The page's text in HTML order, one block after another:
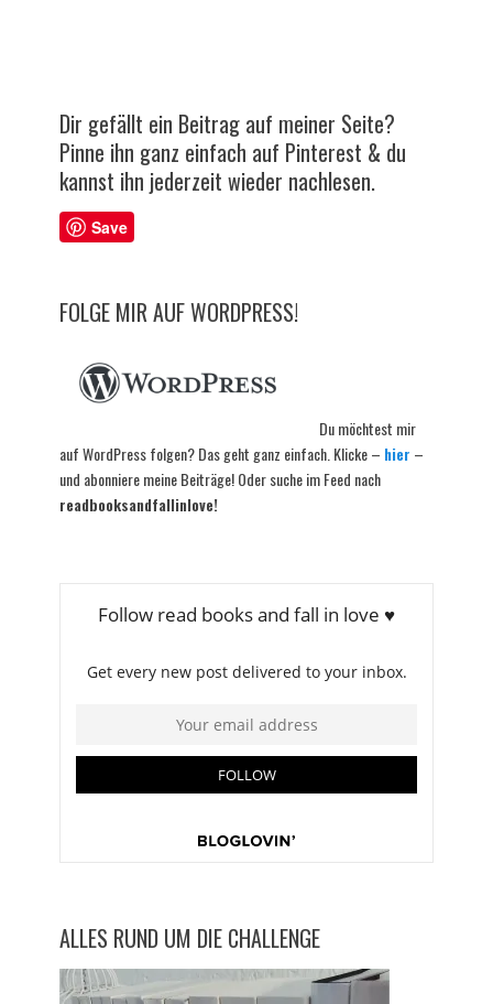
Dir gefällt ein Beitrag auf meiner Seite?
Pinne ihn ganz einfach auf Pinterest & du
kannst ihn jederzeit wieder nachlesen.
Save
FOLGE MIR AUF WORDPRESS!
Du möchtest mir
auf WordPress folgen? Das geht ganz einfach. Klicke – hier –
und abonniere meine Beiträge! Oder suche im Feed nach
readbooksandfallinlove!
ALLES RUND UM DIE CHALLENGE